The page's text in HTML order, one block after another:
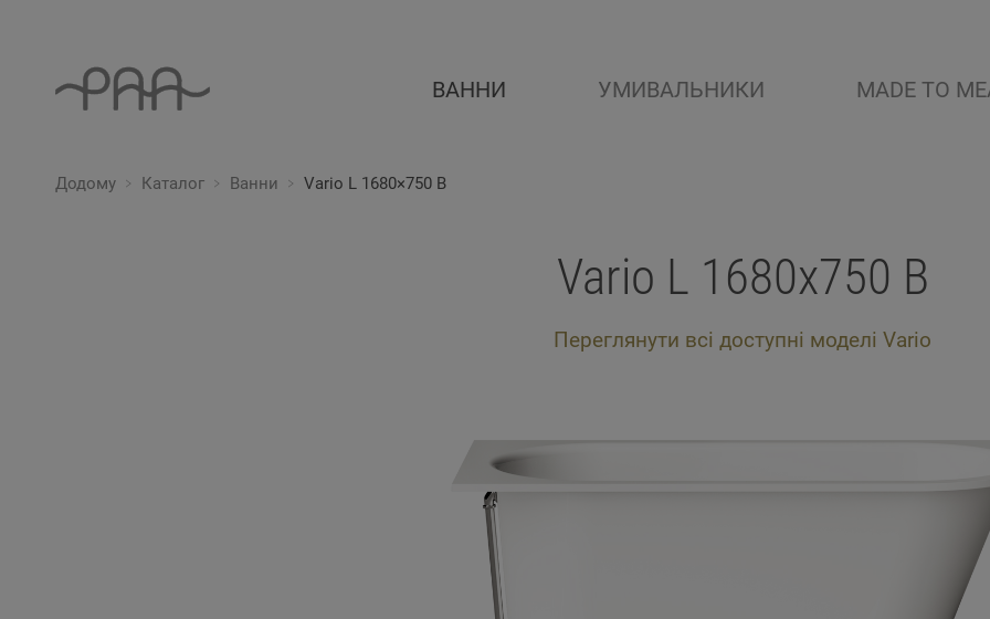
ВАННИ УМИВАЛЬНИКИ MADE TO
Додому Каталог Ванни Vario L 1680×750 B
Vario L 1680x750 B
Переглянути всі доступні моделі Vario